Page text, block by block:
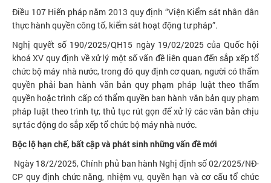
Điều 107 Hiến pháp năm 2013 quy định “Viện Kiểm sát nhân dân
thực hành quyền công tố, kiểm sát hoạt động tư pháp”.
Nghị quyết số 190/2025/QH15 ngày 19/02/2025 của Quốc hội
khoá XV quy định về xử lý một số vấn đề liên quan đến sắp xếp tổ
chức bộ máy nhà nước, trong đó quy định cơ quan, người có thẩm
quyền phải ban hành văn bản quy phạm pháp luật theo thẩm
quyền hoặc trình cấp có thẩm quyền ban hành văn bản quy phạm
pháp luật theo trình tự, thủ tục rút gọn để xử lý các văn bản chịu
sự tác động do sắp xếp tổ chức bộ máy nhà nước.
Bộc lộ hạn chế, bất cập và phát sinh những vấn đề mới
Ngày 18/2/2025, Chính phủ ban hành Nghị định số 02/2025/NĐ-
CP quy định chức năng, nhiệm vụ, quyền hạn và cơ cấu tổ chức